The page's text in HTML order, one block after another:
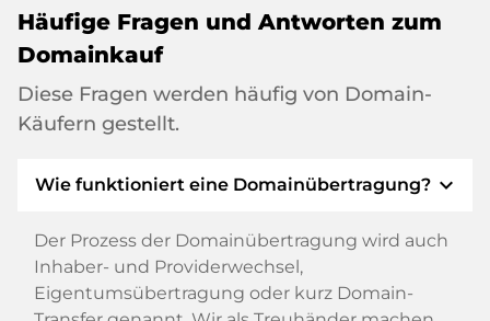
Häufige Fragen und Antworten zum
Domainkauf
Diese Fragen werden häufig von Domain-
Käufern gestellt.
Wie funktioniert eine Domainübertragung? expand_more
Der Prozess der Domainübertragung wird auch
Inhaber- und Providerwechsel,
Eigentumsübertragung oder kurz Domain-